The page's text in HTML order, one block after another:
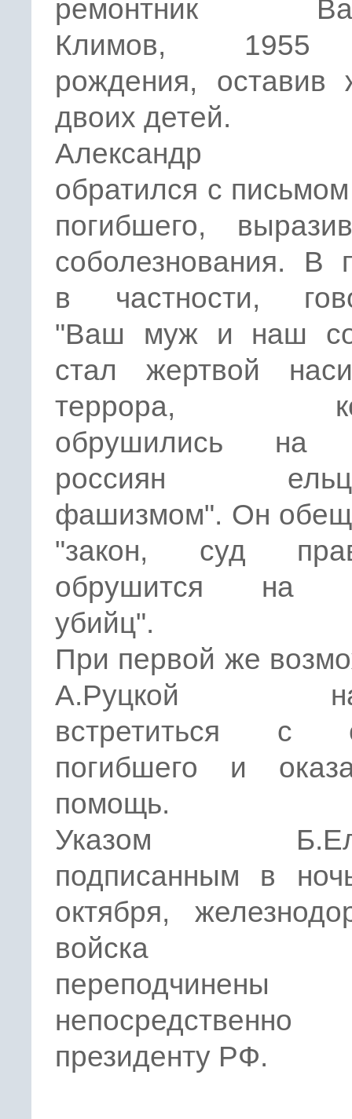
ремонтник
Климов, 1955
рождения, оставив
двоих детей.
Александр
обратился с
погибшего,
соболезнования. В
в частности,
"Ваш муж и наш
стал жертвой
террора,
обрушились на
россиян
фашизмом". Он
"закон, суд
обрушится на
убийц".
При первой же
А.Руцкой
встретиться с
погибшего и
помощь.
Указом
подписанным в
октября,
войска
переподчинены
непосредственно
президенту РФ.